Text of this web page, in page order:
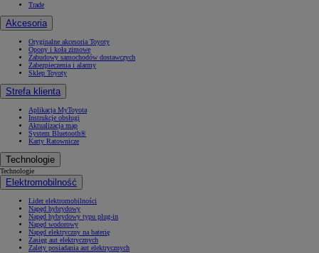
Trade
Akcesoria
Oryginalne akcesoria Toyoty
Opony i koła zimowe
Zabudowy samochodów dostawczych
Zabezpieczenia i alarmy
Sklep Toyoty
Strefa klienta
Aplikacja MyToyota
Instrukcje obsługi
Aktualizacja map
System Bluetooth®
Karty Ratownicze
Technologie
Technologie
Elektromobilność
Lider elektromobilności
Napęd hybrydowy
Napęd hybrydowy typu plug-in
Napęd wodorowy
Napęd elektryczny na baterię
Zasięg aut elektrycznych
Zalety posiadania aut elektrycznych